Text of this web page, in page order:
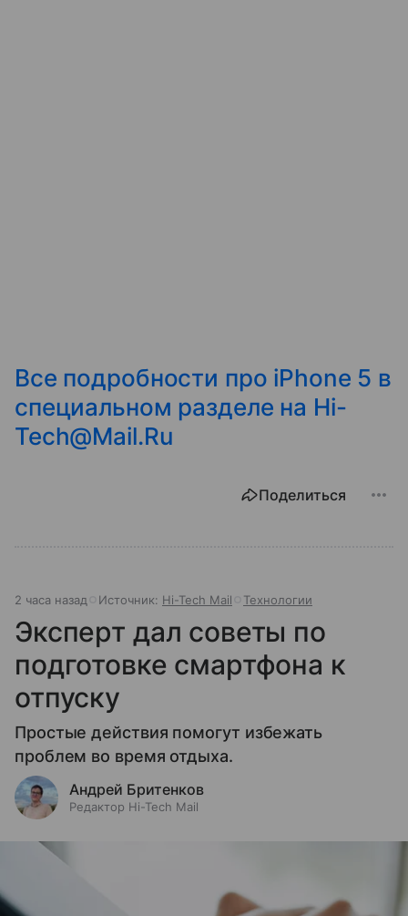
Все подробности про iPhone 5 в
специальном разделе на Hi-
Tech@Mail.Ru
Поделиться
2 часа назад Источник: Hi-Tech Mail Технологии
Эксперт дал советы по
подготовке смартфона к
отпуску
Простые действия помогут избежать
проблем во время отдыха.
Андрей Бритенков
Редактор Hi-Tech Mail